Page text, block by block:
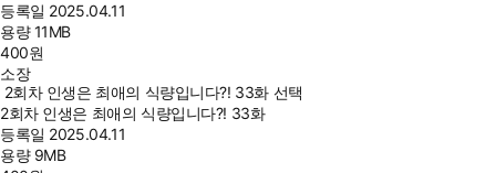
등록일 2025.04.11
용량11MB
400원
소장
2회차 인생은 최애의 식량입니다?! 33화 선택
2회차 인생은 최애의 식량입니다?! 33화
등록일 2025.04.11
용량 9MB